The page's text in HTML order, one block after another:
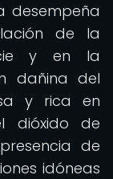
desempeña
de la
y en la
dañina del
y rica en
dióxido de
de
idóneas